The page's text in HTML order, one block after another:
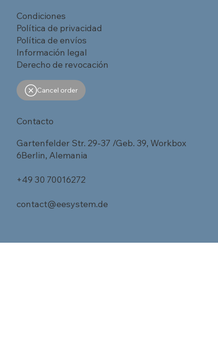
Condiciones
Política de privacidad
Política de envíos
Información legal
Derecho de revocación
Cancel order
Contacto
Gartenfelder Str. 29-37 /Geb. 39, Workbox
6Berlin, Alemania
+49 30 70016272
contact@eesystem.de